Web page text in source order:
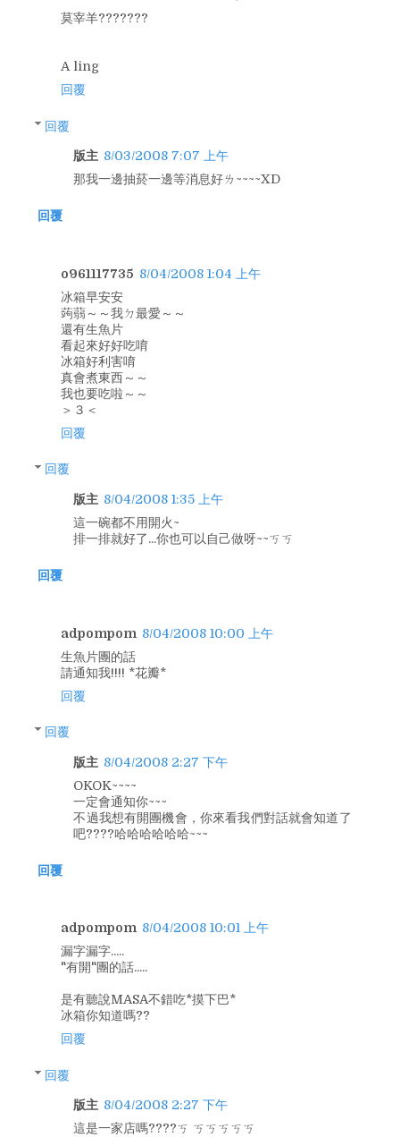
莫宰羊???????
A ling
回覆
回覆
版主 8/03/2008 7:07 上午
那我一邊抽菸一邊等消息好ㄌ~~~~XD
回覆
o961117735 8/04/2008 1:04 上午
冰箱早安安
蒟蒻～～我ㄉ最愛～～
還有生魚片
看起來好好吃唷
冰箱好利害唷
真會煮東西～～
我也要吃啦～～
＞３＜
回覆
回覆
版主 8/04/2008 1:35 上午
這一碗都不用開火~
排一排就好了...你也可以自己做呀~~ㄎㄎ
回覆
adpompom 8/04/2008 10:00 上午
生魚片團的話
請通知我!!!! *花瓣*
回覆
回覆
版主 8/04/2008 2:27 下午
OKOK~~~~
一定會通知你~~~
不過我想有開團機會，你來看我們對話就會知道了
吧????哈哈哈哈哈哈~~~
回覆
adpompom 8/04/2008 10:01 上午
漏字漏字.....
"有開"團的話.....
是有聽說MASA不錯吃*摸下巴*
冰箱你知道嗎??
回覆
回覆
版主 8/04/2008 2:27 下午
這是一家店嗎????ㄎ ㄎㄎㄎㄎㄎ